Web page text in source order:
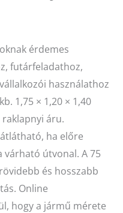
érdemes
futárfeladathoz,
használathoz
1,75 × 1,20 × 1,40
áru.
ha előre
várható útvonal. A 75
és hosszabb
Online
hogy a jármű mérete